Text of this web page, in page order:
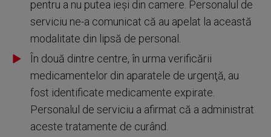
pentru a nu putea ieşi din camere. Personalul de
serviciu ne-a comunicat că au apelat la această
modalitate din lipsă de personal.
În două dintre centre, în urma verificării
medicamentelor din aparatele de urgenţă, au
fost identificate medicamente expirate.
Personalul de serviciu a afirmat că a administrat
aceste tratamente de curând.